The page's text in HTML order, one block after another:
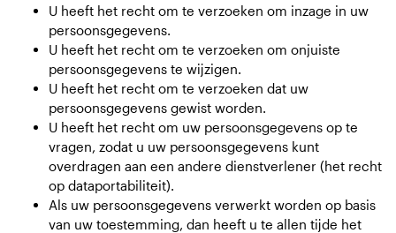
U heeft het recht om te verzoeken om inzage in uw
persoonsgegevens.
U heeft het recht om te verzoeken om onjuiste
persoonsgegevens te wijzigen.
U heeft het recht om te verzoeken dat uw
persoonsgegevens gewist worden.
U heeft het recht om uw persoonsgegevens op te
vragen, zodat u uw persoonsgegevens kunt
overdragen aan een andere dienstverlener (het recht
op dataportabiliteit).
Als uw persoonsgegevens verwerkt worden op basis
van uw toestemming, dan heeft u te allen tijde het